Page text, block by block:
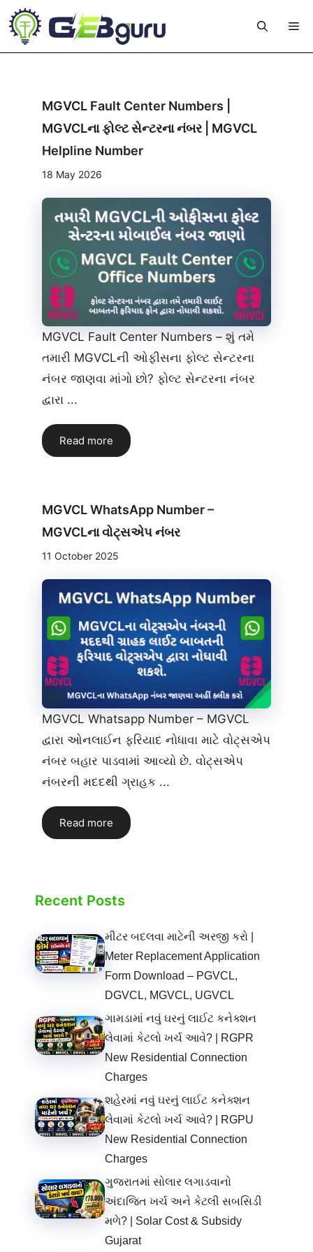
Skip
to
content
MGVCL Fault Center Numbers |
MGVCLના ફોલ્ટ સેન્ટરના નંબર | MGVCL
Helpline Number
18 May 2026
MGVCL Fault Center Numbers – શું તમે
તમારી MGVCLની ઓફીસના ફોલ્ટ સેન્ટરના
નંબર જાણવા માંગો છો? ફોલ્ટ સેન્ટરના નંબર
દ્વારા ...
Read more
MGVCL WhatsApp Number –
MGVCLના વોટ્સએપ નંબર
11 October 2025
MGVCL Whatsapp Number – MGVCL
દ્વારા ઓનલાઈન ફરિયાદ નોધાવા માટે વોટ્સએપ
નંબર બહાર પાડવામાં આવ્યો છે. વોટ્સએપ
નંબરની મદદથી ગ્રાહક ...
Read more
Recent Posts
મીટર બદલવા માટેની અરજી કરો |
Meter Replacement Application
Form Download – PGVCL,
DGVCL, MGVCL, UGVCL
ગામડામાં નવું ઘરનું લાઈટ કનેક્શન
લેવામાં કેટલો ખર્ચ આવે? | RGPR
New Residential Connection
Charges
શહેરમાં નવું ઘરનું લાઈટ કનેક્શન
લેવામાં કેટલો ખર્ચ આવે? | RGPU
New Residential Connection
Charges
ગુજરાતમાં સોલાર લગાડવાનો
અંદાજિત ખર્ચ અને કેટલી સબસિડી
મળે? | Solar Cost & Subsidy
Gujarat